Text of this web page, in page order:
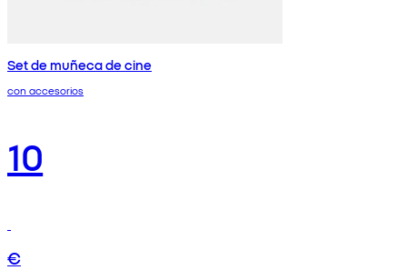
Set de muñeca de cine
con accesorios
10
€